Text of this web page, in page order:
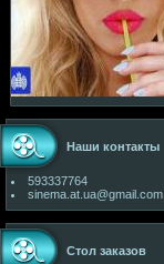
Наши контакты
593337764
sinema.at.ua@gmail.com
Стол заказов